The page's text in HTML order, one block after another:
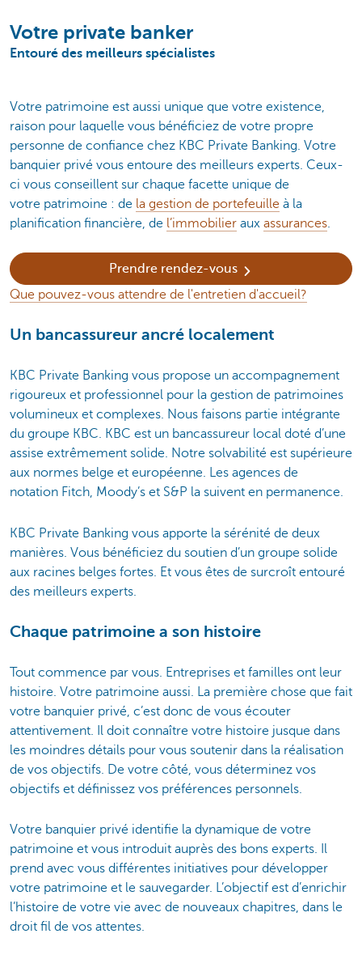
Votre private banker
Entouré des meilleurs spécialistes
Votre patrimoine est aussi unique que votre existence,
raison pour laquelle vous bénéficiez de votre propre
personne de confiance chez KBC Private Banking. Votre
banquier privé vous entoure des meilleurs experts. Ceux-
ci vous conseillent sur chaque facette unique de
votre patrimoine : de la gestion de portefeuille à la
planification financière, de l’immobilier aux assurances.
Prendre rendez-vous
Que pouvez-vous attendre de l'entretien d'accueil?
Un bancassureur ancré localement
KBC Private Banking vous propose un accompagnement
rigoureux et professionnel pour la gestion de patrimoines
volumineux et complexes. Nous faisons partie intégrante
du groupe KBC. KBC est un bancassureur local doté d’une
assise extrêmement solide. Notre solvabilité est supérieure
aux normes belge et européenne. Les agences de
notation Fitch, Moody’s et S&P la suivent en permanence.
KBC Private Banking vous apporte la sérénité de deux
manières. Vous bénéficiez du soutien d’un groupe solide
aux racines belges fortes. Et vous êtes de surcroît entouré
des meilleurs experts.
Chaque patrimoine a son histoire
Tout commence par vous. Entreprises et familles ont leur
histoire. Votre patrimoine aussi. La première chose que fait
votre banquier privé, c’est donc de vous écouter
attentivement. Il doit connaître votre histoire jusque dans
les moindres détails pour vous soutenir dans la réalisation
de vos objectifs. De votre côté, vous déterminez vos
objectifs et définissez vos préférences personnels.
Votre banquier privé identifie la dynamique de votre
patrimoine et vous introduit auprès des bons experts. Il
prend avec vous différentes initiatives pour développer
votre patrimoine et le sauvegarder. L’objectif est d’enrichir
l’histoire de votre vie avec de nouveaux chapitres, dans le
droit fil de vos attentes.